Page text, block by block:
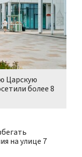
Царскую
более 8
на улице 7